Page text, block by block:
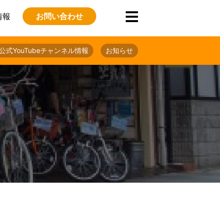
報 お問い合わせ
式YouTubeチャンネル情報 お知らせ